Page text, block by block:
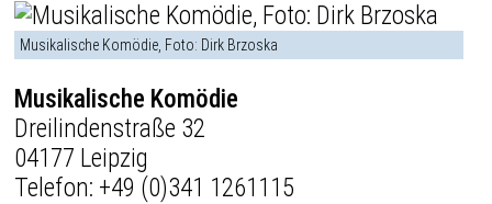
Musikalische Komödie, Foto: Dirk Brzoska
Musikalische Komödie
Dreilindenstraße 32
04177 Leipzig
Telefon: +49 (0)341 1261115